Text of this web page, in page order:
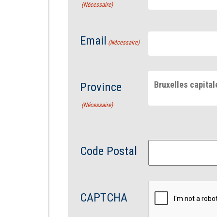
(Nécessaire)
Email (Nécessaire)
Province
(Nécessaire)
Bruxelles
Code Postal
CAPTCHA